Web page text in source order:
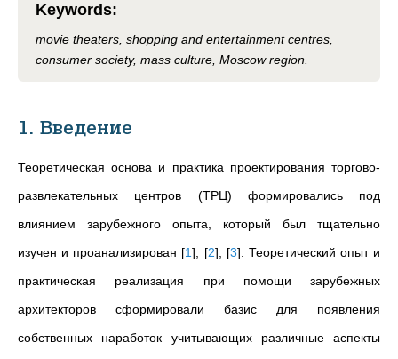
Keywords:
movie theaters, shopping and entertainment centres,
consumer society, mass culture, Moscow region.
1. Введение
Теоретическая основа и практика проектирования торгово-
развлекательных центров (ТРЦ) формировались под
влиянием зарубежного опыта, который был тщательно
изучен и проанализирован [1] [2] [3] . Теоретический опыт и
практическая реализация при помощи зарубежных
архитекторов сформировали базис для появления
собственных наработок учитывающих различные аспекты